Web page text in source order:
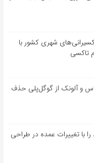
شهری کشور با
تاکسی
و آلونک از گوگل‌پلی حذف
با تغییرات عمده در طراحی